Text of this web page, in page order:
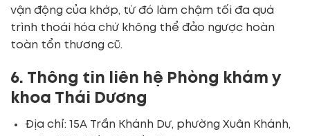
vận động của khớp, từ đó làm chậm tối đa quá
trình thoái hóa chứ không thể đảo ngược hoàn
toàn tổn thương cũ.
6. Thông tin liên hệ Phòng khám y
khoa Thái Dương
Địa chỉ: 15A Trần Khánh Dư, phường Xuân Khánh,